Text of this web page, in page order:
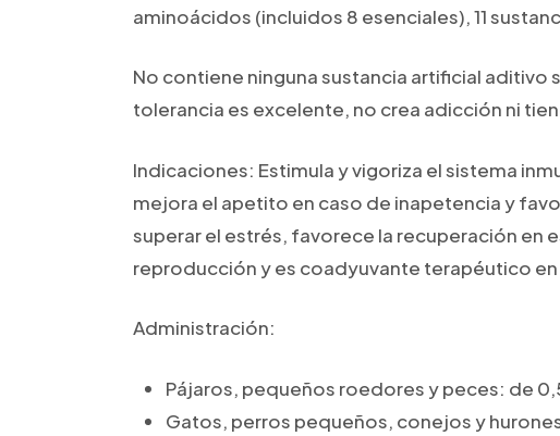
aminoácidos (incluidos 8 esenciales), 11
No contiene ninguna sustancia artificial
tolerancia es excelente, no crea adicción ni
Indicaciones: Estimula y vigoriza el sistema
mejora el apetito en caso de inapetencia y
superar el estrés, favorece la recuperación en
reproducción y es coadyuvante terapéutico
Administración:
Pájaros, pequeños roedores y peces: de
Gatos, perros pequeños, conejos y